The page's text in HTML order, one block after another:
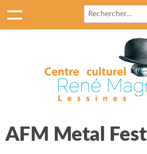
AFM Metal Fest